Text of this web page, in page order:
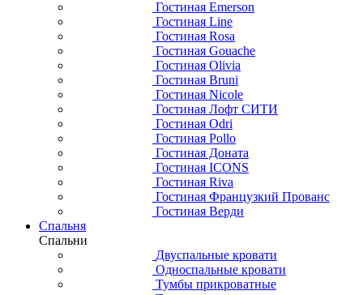
Гостиная Emerson
Гостиная Line
Гостиная Rosa
Гостиная Gouache
Гостиная Olivia
Гостиная Bruni
Гостиная Nicole
Гостиная Лофт СИТИ
Гостиная Odri
Гостиная Pollo
Гостиная Доната
Гостиная ICONS
Гостиная Riva
Гостиная Французкий Прованс
Гостиная Верди
Спальня
Спальни
Двуспальные кровати
Односпальные кровати
Тумбы прикроватные